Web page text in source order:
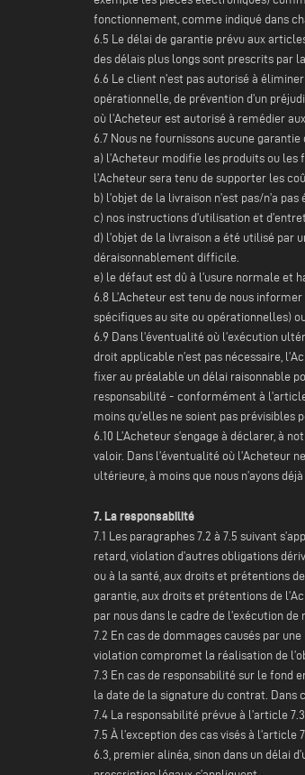
fonctionnement, comme indiqué dans
6.5 Le délai de garantie prévu aux
des délais plus longs sont prescrits par
6.6 Le client n’est pas autorisé à
opérationnelle, de prévention d’un
où l’Acheteur est autorisé à remédier
6.7 Nous ne fournissons aucune garantie
a) l’Acheteur modifie les produits ou
l’Acheteur sera tenu de supporter les
b) l’objet de la livraison n’est pas/n’a
c) nos instructions d’utilisation et
d) l’objet de la livraison a été utilisé par
déraisonnablement difficile.
e) le défaut est dû à l’usure normale et
6.8 L’Acheteur est tenu de nous
spécifiques au site ou opérationnelles)
6.9 Dans l’éventualité où l’exécution
droit applicable n’est pas nécessaire,
fixer au préalable un délai raisonnable
responsabilité - conformément à
moins qu’elles ne soient pas prévisibles
6.10 L’Acheteur s’engage à déclarer, à
valoir. Dans l’éventualité où l’Acheteur
ultérieure, à moins que nous n’ayons
7. La responsabilité
7.1 Les paragraphes 7.2 à 7.5 suivant
retard, violation d’autres obligations
ou à la santé, aux droits et prétentions
garantie, aux droits et prétentions de
par nous dans le cadre de l’exécution
7.2 En cas de dommages causés par
violation compromet la réalisation de
7.3 En cas de responsabilité sur le fond
la date de la signature du contrat. Dans
7.4 La responsabilité prévue à l’article
7.5 À l’exception des cas visés à
6.3, premier alinéa, sinon dans un délai